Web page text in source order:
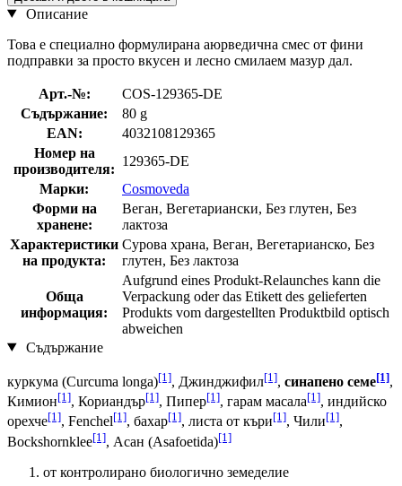
Описание
Това е специално формулирана аюрведична смес от фини
подправки за просто вкусен и лесно смилаем мазур дал.
Арт.-№:
COS-129365-DE
Съдържание:
80 g
EAN:
4032108129365
Номер на
производителя:
129365-DE
Марки:
Cosmoveda
Форми на
хранене:
Веган, Вегетариански, Без глутен, Без
лактоза
Характеристики
на продукта:
Сурова храна, Веган, Вегетарианско, Без
глутен, Без лактоза
Обща
информация:
Aufgrund eines Produkt-Relaunches kann die
Verpackung oder das Etikett des gelieferten
Produkts vom dargestellten Produktbild optisch
abweichen
Съдържание
куркума (Curcuma longa)[1], Джинджифил[1], синапено семе[1],
Кимион[1], Кориандър[1], Пипер[1], гарам масала[1], индийско
орехче[1], Fenchel[1], бахар[1], листа от къри[1], Чили[1],
Bockshornklee[1], Асан (Asafoetida)[1]
от контролирано биологично земеделие